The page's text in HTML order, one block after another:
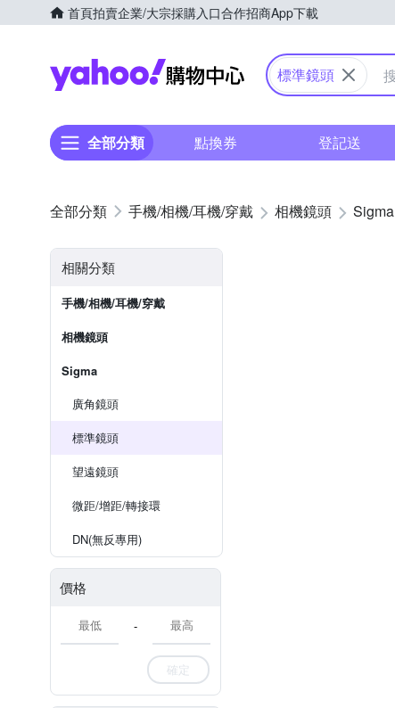
首頁拍賣企業/大宗採購入口合作招商App下載
Yahoo購物中心
標準鏡頭
全部分類 點換券 登記送
手機/相機/耳機/穿戴 相機鏡頭 Sigma
相關分類
手機/相機/耳機/穿戴
相機鏡頭
Sigma
廣角鏡頭
標準鏡頭
望遠鏡頭
微距/增距/轉接環
DN(無反專用)
價格
-
確定